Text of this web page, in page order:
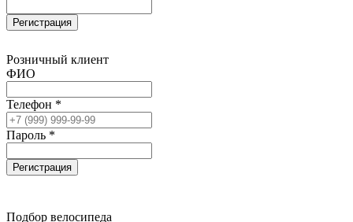
Регистрация
Розничный клиент
ФИО
Телефон *
Пароль *
Регистрация
Подбор велосипеда